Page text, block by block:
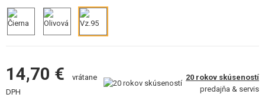
NÁHRADNÉ DIELY ZBRANÍ, UPGRADE
SERVIS A ÚDRŽBA ZBRANÍ
TERČE, STRELNICE
14,70 €
vrátane
DPH
20 rokov skúseností
predajňa & servis